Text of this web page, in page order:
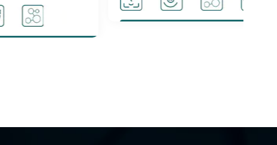
Pale yellow gas
Acne care